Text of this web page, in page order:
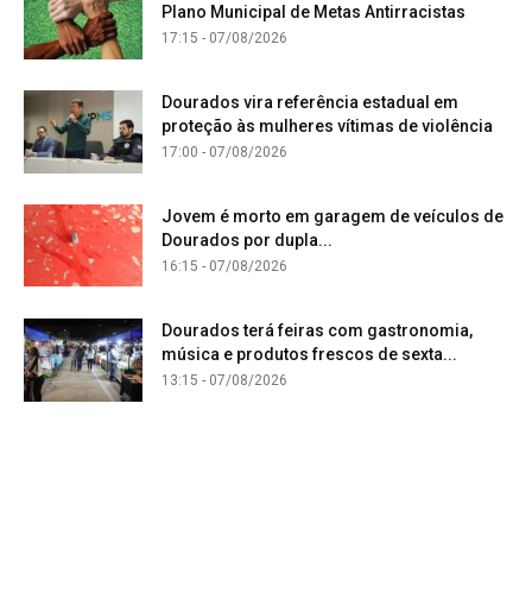
Plano Municipal de Metas Antirracistas
17:15 - 07/08/2026
Dourados vira referência estadual em
proteção às mulheres vítimas de violência
17:00 - 07/08/2026
Jovem é morto em garagem de veículos de
Dourados por dupla...
16:15 - 07/08/2026
Dourados terá feiras com gastronomia,
música e produtos frescos de sexta...
13:15 - 07/08/2026